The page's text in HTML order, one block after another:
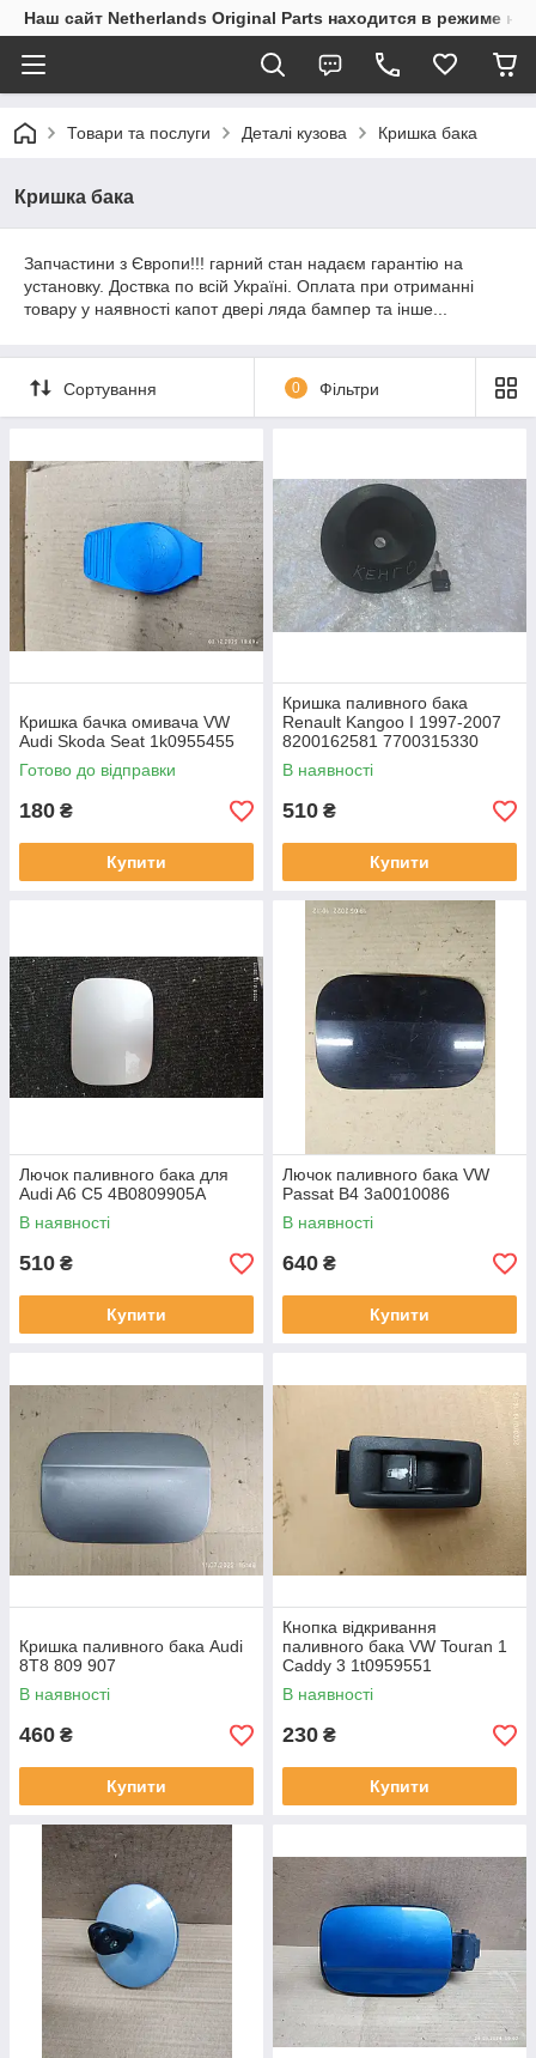
Наш сайт Netherlands Original Parts находится в режиме
Товари та послуги Деталі кузова Кришка бака
Кришка бака
Запчастини з Європи!!! гарний стан надаєм гарантію на
установку. Доствка по всій Україні. Оплата при отриманні
товару у наявності капот двері ляда бампер та інше...
Сортування 0 Фільтри
Кришка бачка омивача VW
Audi Skoda Seat 1k0955455
Готово до відправки
180 ₴
Купити
Кришка паливного бака
Renault Kangoo I 1997-2007
8200162581 7700315330
В наявності
510 ₴
Купити
Лючок паливного бака для
Audi A6 C5 4B0809905A
В наявності
510 ₴
Купити
Лючок паливного бака VW
Passat B4 3a0010086
В наявності
640 ₴
Купити
Кришка паливного бака Audi
8T8 809 907
В наявності
460 ₴
Купити
Кнопка відкривання
паливного бака VW Touran 1
Caddy 3 1t0959551
1f0959527 1t0959833
В наявності
230 ₴
Купити